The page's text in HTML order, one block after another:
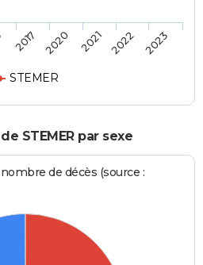
STEMER
2017 2020 2021 2022 2023
STEMER par sexe
de décès (source :